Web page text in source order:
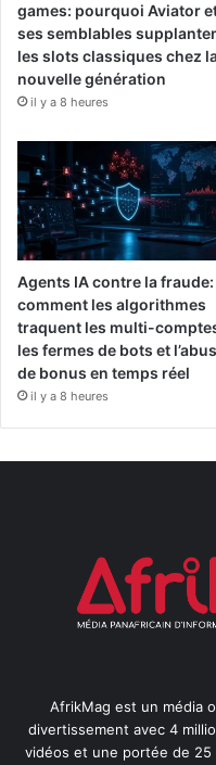
games: pourquoi Aviator
ses semblables
les slots classiques chez
nouvelle génération
il y a 8 heures
Agents IA contre la fraude:
comment les algorithmes
traquent les multi-
les fermes de bots et l’abus
de bonus en temps réel
il y a 8 heures
AfrikMag est un média
divertissement avec 4
vidéos et une portée de 25